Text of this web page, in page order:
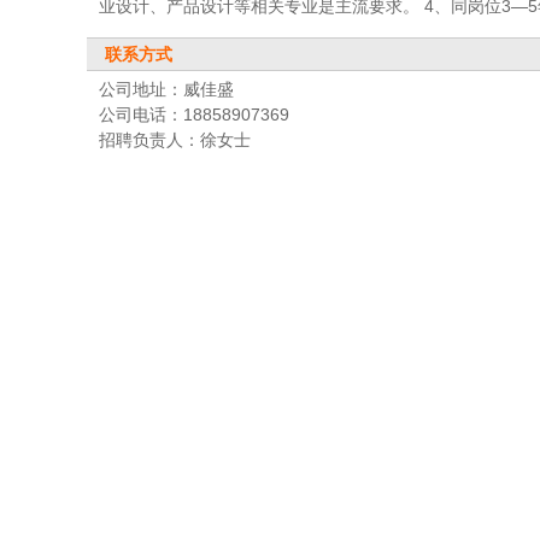
业设计、产品设计等相关专业是主流要求。 4、同岗位3—5
联系方式
公司地址：威佳盛
公司电话：18858907369
招聘负责人：徐女士